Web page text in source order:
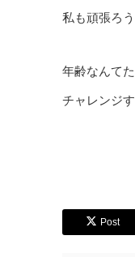
私も頑張ろ
年齢なんて
チャレンジ
Post